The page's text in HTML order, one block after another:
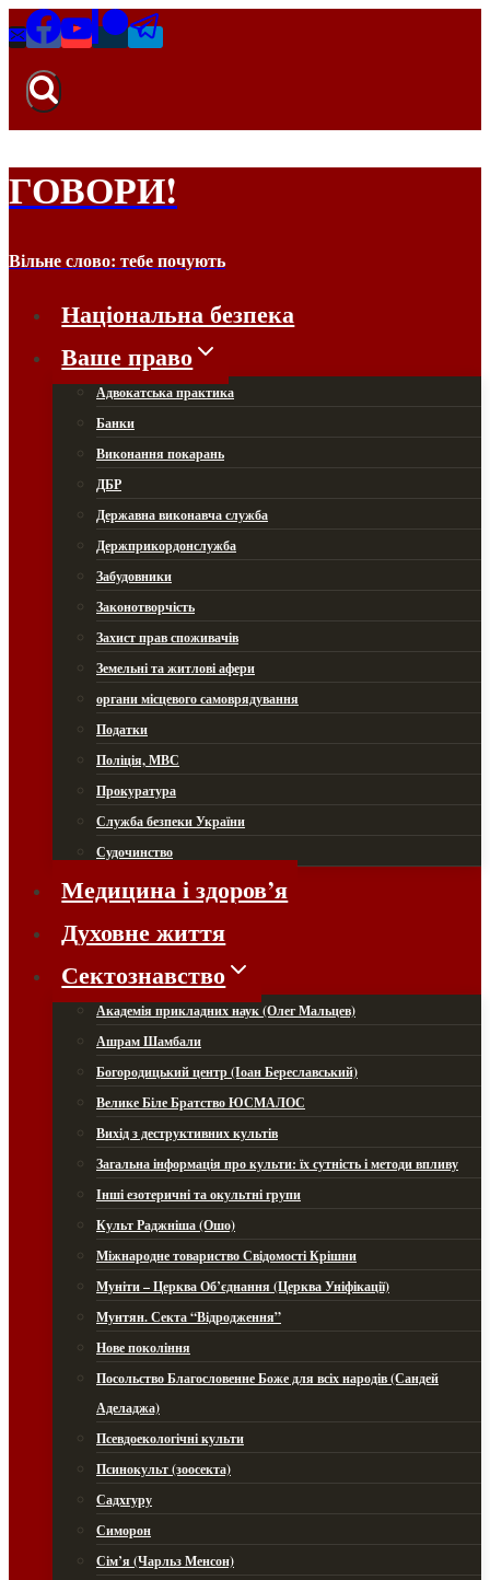
Перейти
до
вмісту
ГОВОРИ!
Вільне слово: тебе почують
Національна безпека
Ваше право
Адвокатська практика
Банки
Виконання покарань
ДБР
Державна виконавча служба
Держприкордонслужба
Забудовники
Законотворчість
Захист прав споживачів
Земельні та житлові афери
органи місцевого самоврядування
Податки
Поліція, МВС
Прокуратура
Служба безпеки України
Судочинство
Медицина і здоров’я
Духовне життя
Сектознавство
Академія прикладних наук (Олег Мальцев)
Ашрам Шамбали
Богородицький центр (Іоан Береславський)
Велике Біле Братство ЮСМАЛОС
Вихід з деструктивних культів
Загальна інформація про культи: їх сутність і методи впливу
Інші езотеричні та окультні групи
Культ Раджніша (Ошо)
Міжнародне товариство Свідомості Крішни
Муніти – Церква Об’єднання (Церква Уніфікації)
Мунтян. Секта “Відродження”
Нове покоління
Посольство Благословенне Боже для всіх народів (Сандей
Аделаджа)
Псевдоекологічні культи
Псинокульт (зоосекта)
Садхгуру
Симорон
Сім’я (Чарльз Менсон)